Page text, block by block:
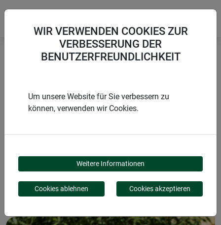
PRODUKTE
ANZUCHTSCHALE
VERZINKT
WIR VERWENDEN COOKIES ZUR
VERBESSERUNG DER
BENUTZERFREUNDLICHKEIT
Um unsere Website für Sie verbessern zu
können, verwenden wir Cookies.
Weitere Informationen
Cookies ablehnen Cookies akzeptieren